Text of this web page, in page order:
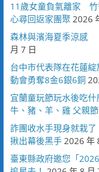
11歲女童負氣離家 竹
心尋回返家團聚 2026
森林與濱海夏季涼感
月 7 日
台中市代表隊在花蓮
動會勇奪8金6銀6銅
宜蘭童玩節玩水後吃
牛、豬、羊、雞 父親
詐團收水手現身就栽
揪出幕後黑手2026 年
臺東縣政府邀您「